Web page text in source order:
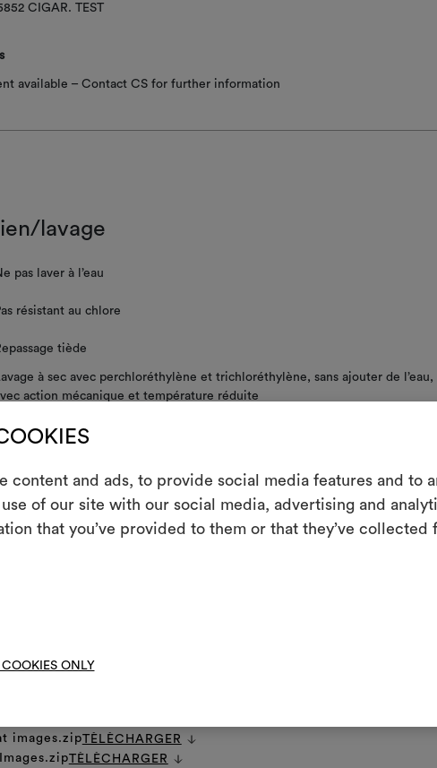
content and ads, to provide social media features and to
of our site with our social media, advertising and
that you’ve provided to them or that they’ve collected
ONLY
CIGAR. TEST
available – Contact CS for further information
lavage
pas laver à l’eau
résistant au chlore
tiède
à sec avec perchloréthylène et trichloréthylène, sans ajouter de l’eau,
action mécanique et température réduite
images.zipTÈLÈCHARGER
TÈLÈCHARGER
Un instrument